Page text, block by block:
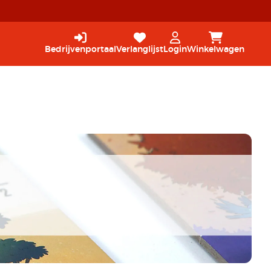
Bedrijvenportaal Verlanglijst LoginWinkelwagen